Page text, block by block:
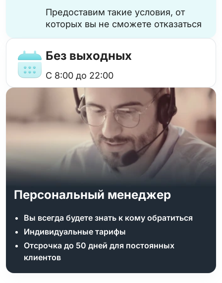
Предоставим такие условия, от
которых вы не сможете отказаться
Без выходных
с 8:00 до 22:00
Персональный менеджер
Вы всегда будете знать к кому обратиться
Индивидуальные тарифы
Отсрочка до 50 дней для постоянных
клиентов